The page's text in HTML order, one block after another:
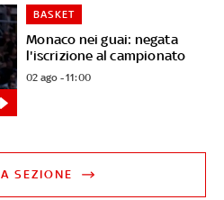
Monaco nei guai: negata
l'iscrizione al campionato
BASKET
02 ago - 11:00
SEZIONE